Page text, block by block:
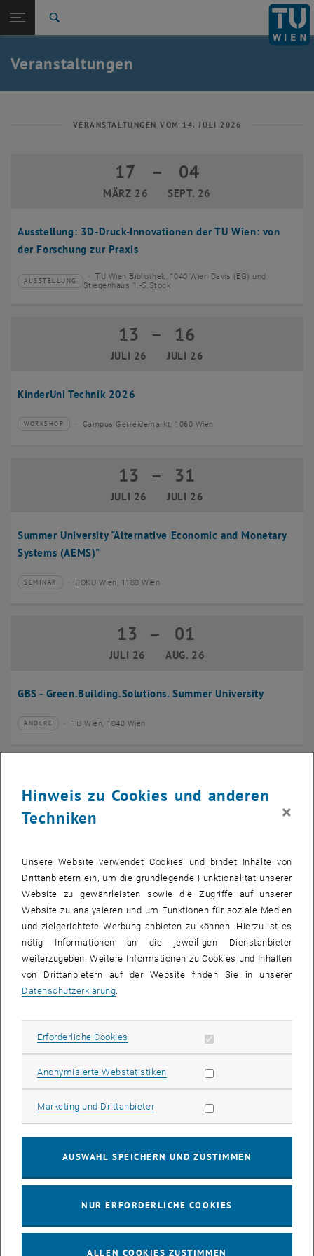
TU Login
Quicklinks
Quicklinks-Menü umschalten
Studium
Karriere
Zurück: Subseiten von Aktuelles auflisten
Aktuelles
Veranstaltungen
VERANSTALTUNGEN VOM 14. JULI 2026
Ausstellung: 3D-Druck-Innovationen der TU Wien: von
der Forschung zur Praxis
17
MÄRZ 26
17 März 2026 bis 04 September 2026
– 04
SEPT. 26
Veranstaltungstyp:
AUSSTELLUNG
Veranstaltungsort:
TU Wien Bibliothek, 1040 Wien Davis (EG) und
Stiegenhaus 1.-5.Stock
KinderUni Technik 2026
13
JULI 26
13 Juli 2026 bis 16 Juli 2026
– 16
JULI 26
Veranstaltungstyp:
WORKSHOP
Veranstaltungsort:Campus Getreidemarkt, 1060 Wien
Summer University "Alternative Economic and Monetary
Systems (AEMS)"
13
JULI 26
13 Juli 2026 bis 31 Juli 2026
– 31
JULI 26
Veranstaltungstyp:
SEMINAR
Veranstaltungsort:BOKU Wien, 1180 Wien
GBS - Green.Building.Solutions. Summer University
13
JULI 26
13 Juli 2026 bis 01 August 2026
– 01
AUG. 26
Veranstaltungstyp:
ANDERE
Veranstaltungsort:TU Wien, 1040 Wien
JULI 26 JULI 26
Veranstaltungstyp:
KONFERENZ
Veranstaltungsort:TU Wien, 1040 Wien
EMBA Online Info Session mit Dekan Prof. Dr. Wolfgang
28 Juli 2026
28
JULI 26
16:00-bis
17:00
INFORMATIONSVERANSTALTUNG Online, via Zoom
Info Session Learning Journey Turin
03
INFORMATIONSVERANSTALTUNG Online, Via Zoom
Hinweis zu Cookies und anderen
Techniken
×
Unsere Website verwendet Cookies und bindet Inhalte von
Drittanbietern ein, um die grundlegende Funktionalität unserer
Website zu gewährleisten sowie die Zugriffe auf unserer
Website zu analysieren und um Funktionen für soziale Medien
und zielgerichtete Werbung anbieten zu können. Hierzu ist es
nötig Informationen an die jeweiligen Dienstanbieter
weiterzugeben. Weitere Informationen zu Cookies und Inhalten
von Drittanbietern auf der Website finden Sie in unserer
Datenschutzerklärung
Erforderliche Cookies Erforderliche Cookies zulassen
Anonymisierte WebstatistikenStatistik Cookies zulassen
Marketing und DrittanbieterMarketing Cookies zulassen
AUSWAHL SPEICHERN UND ZUSTIMMEN
NUR ERFORDERLICHE COOKIES
ALLEN COOKIES ZUSTIMMEN